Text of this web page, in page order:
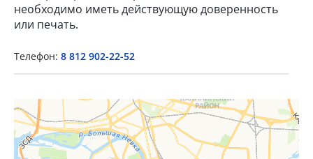
необходимо иметь действующую доверенность
или печать.
Телефон: 8 812 902-22-52